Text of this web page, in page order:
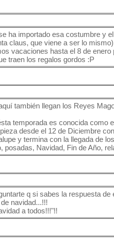
ha importado esa costumbre y
claus, que viene a ser lo
vacaciones hasta el 8 de
traen los regalos gordos :P
también llegan los Reyes
temporada es conocida como
desde el 12 de Diciembre
y termina con la llegada de
posadas, Navidad, Fin de Año,
q si sabes la respuesta de
navidad...!!!
a todos!!!"!!